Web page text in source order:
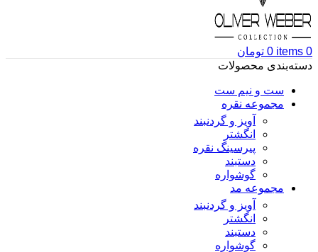
0
items
0 تومان
دسته‌بندی محصولات
ست و نیم ست
مجموعه نقره
آویز و گردنبند
انگشتر
پیرسینگ نقره
دستبند
گوشواره
مجموعه مد
آویز و گردنبند
انگشتر
دستبند
گوشواره